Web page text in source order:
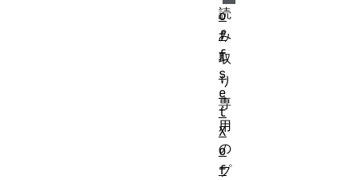
読
み
取
り
専
用
の
プ
o
f
f
s
e
t
X
o
f